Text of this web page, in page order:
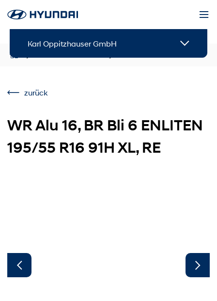
Karl Oppitzhauser GmbH
zurück
WR Alu 16, BR Bli 6 ENLITEN
195/55 R16 91H XL, RE